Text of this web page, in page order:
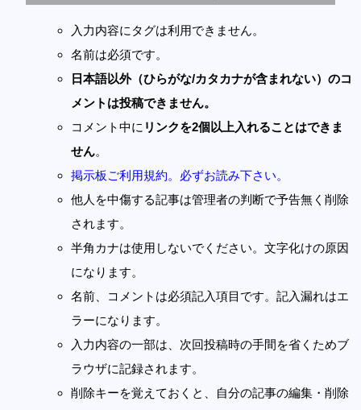
入力内容にタグは利用できません。
名前は必須です。
日本語以外（ひらがな/カタカナが含まれない）のコ
メントは投稿できません。
コメント中に リンクを2個以上入れることはできま
せん。
掲示板ご利用規約。必ずお読み下さい。
他人を中傷する記事は管理者の判断で予告無く削除
されます。
半角カナは使用しないでください。文字化けの原因
になります。
名前、コメントは必須記入項目です。記入漏れはエ
ラーになります。
入力内容の一部は、次回投稿時の手間を省くためブ
ラウザに記録されます。
削除キーを覚えておくと、自分の記事の編集・削除